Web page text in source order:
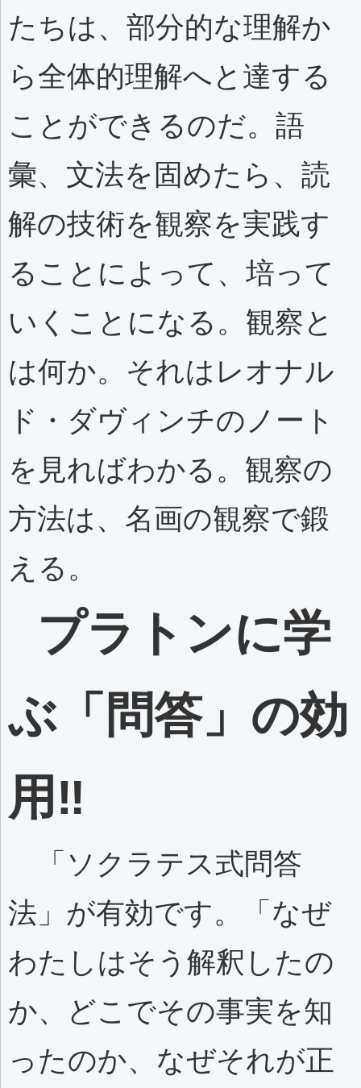
たちは、部分的な理解か
ら全体的理解へと達する
ことができるのだ。語
彙、文法を固めたら、読
解の技術を観察を実践す
ることによって、培って
いくことになる。観察と
は何か。それはレオナル
ド・ダヴィンチのノート
を見ればわかる。観察の
方法は、名画の観察で鍛
える。
プラトンに学
ぶ「問答」の効
用‼️
「ソクラテス式問答
法」が有効です。「なぜ
わたしはそう解釈したの
か、どこでその事実を知
ったのか、なぜそれが正